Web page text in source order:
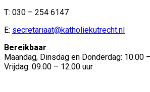
T: 030 – 254 6147
E: secretariaat@katholiekutrecht.nl
Bereikbaar
Maandag, Dinsdag en Donderdag: 10.00
Vrijdag: 09.00 – 12.00 uur